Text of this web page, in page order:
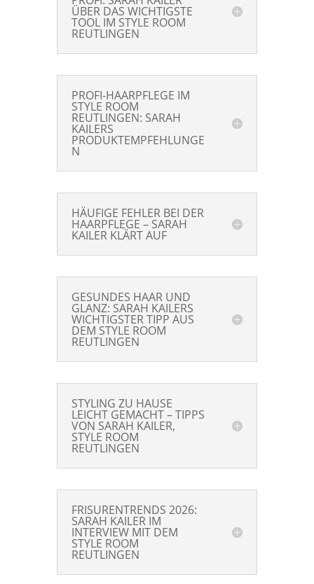
ÜBER DAS WICHTIGSTE
TOOL IM STYLE ROOM
REUTLINGEN
PROFI-HAARPFLEGE IM
STYLE ROOM
REUTLINGEN: SARAH
KAILERS
PRODUKTEMPFEHLUNGE
N
HÄUFIGE FEHLER BEI DER
HAARPFLEGE – SARAH
KAILER KLÄRT AUF
GESUNDES HAAR UND
GLANZ: SARAH KAILERS
WICHTIGSTER TIPP AUS
DEM STYLE ROOM
REUTLINGEN
STYLING ZU HAUSE
LEICHT GEMACHT – TIPPS
VON SARAH KAILER,
STYLE ROOM
REUTLINGEN
FRISURENTRENDS 2026:
SARAH KAILER IM
INTERVIEW MIT DEM
STYLE ROOM
REUTLINGEN